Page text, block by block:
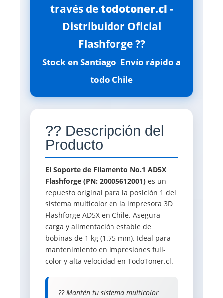
través detodotoner.cl -
Distribuidor Oficial
Flashforge ??
Stock en Santiago  Envío rápido a
todo Chile
?? Descripción del
Producto
El Soporte de Filamento No.1 AD5X
Flashforge (PN: 20005612001) es un
repuesto original para la posición 1 del
sistema multicolor en la impresora 3D
Flashforge AD5X en Chile. Asegura
carga y alimentación estable de
bobinas de 1 kg (1.75 mm). Ideal para
mantenimiento en impresiones full-
color y alta velocidad en TodoToner.cl.
?? Mantén tu sistema multicolor